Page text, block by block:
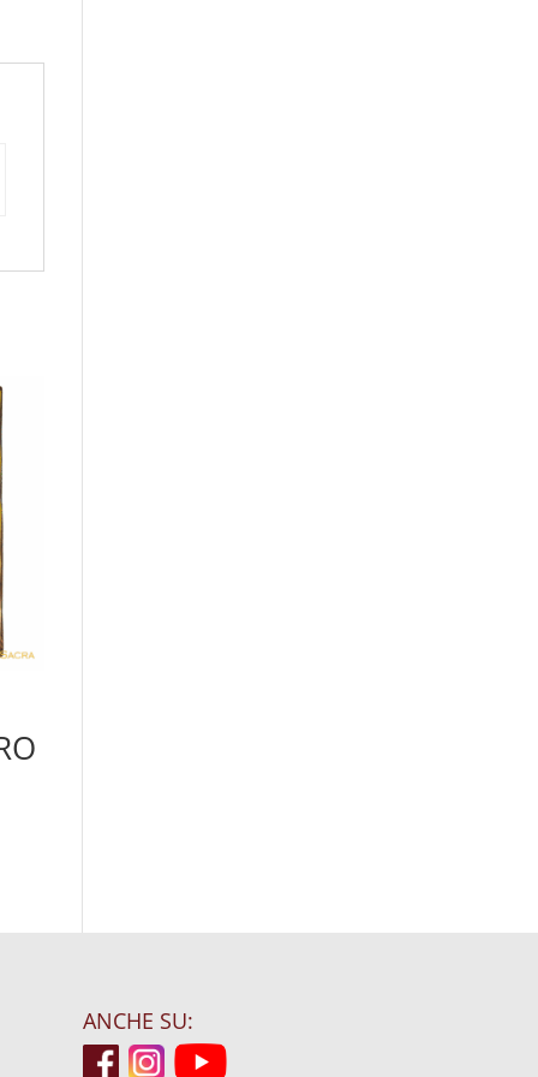
ANCHE SU: